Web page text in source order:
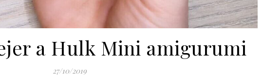
a Hulk Mini amigurumi
27/10/2019